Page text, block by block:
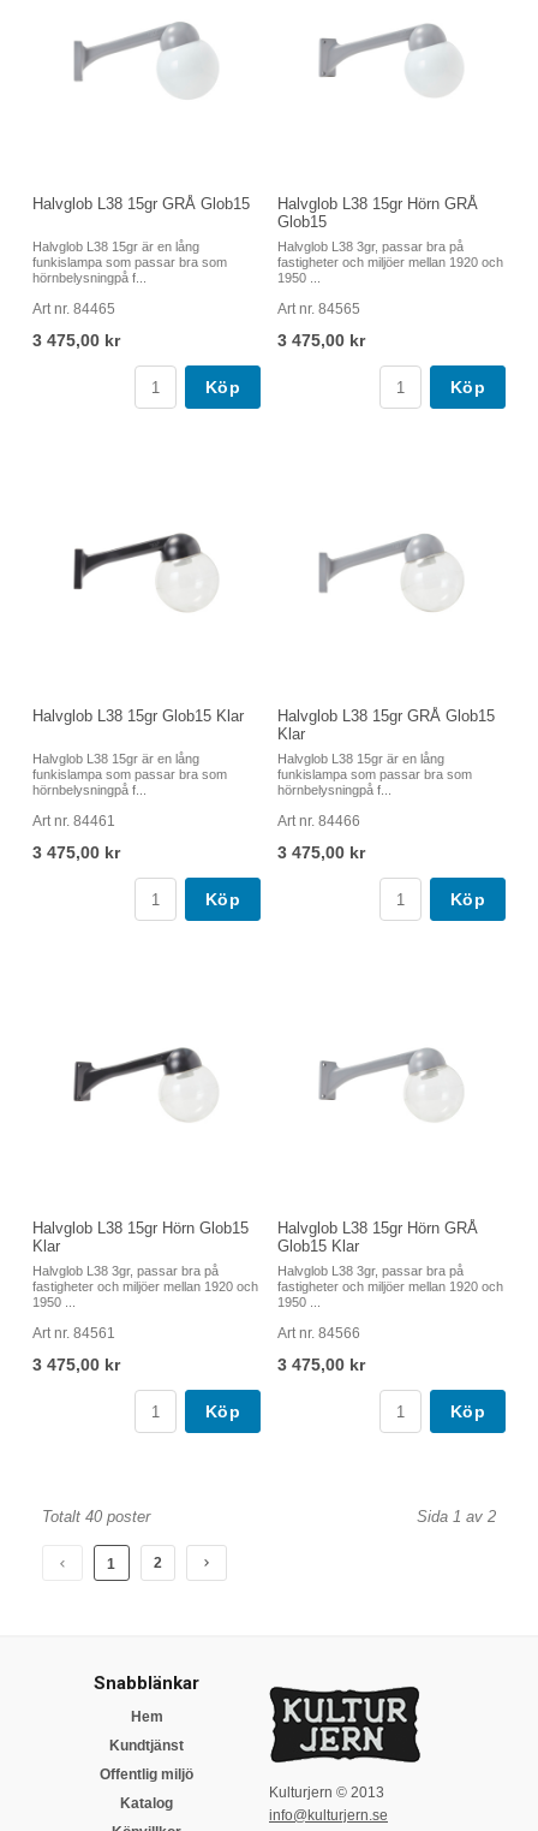
Halvglob L38 15gr GRÅ Glob15
Halvglob L38 15gr är en lång
funkislampa som passar bra som
hörnbelysningpå f...
Art nr. 84465
3 475,00 kr
Köp
Halvglob L38 15gr Hörn GRÅ
Glob15
Halvglob L38 3gr, passar bra på
fastigheter och miljöer mellan 1920 och
1950 ...
Art nr. 84565
3 475,00 kr
Köp
Halvglob L38 15gr Glob15 Klar
Halvglob L38 15gr är en lång
funkislampa som passar bra som
hörnbelysningpå f...
Art nr. 84461
3 475,00 kr
Köp
Halvglob L38 15gr GRÅ Glob15
Klar
Halvglob L38 15gr är en lång
funkislampa som passar bra som
hörnbelysningpå f...
Art nr. 84466
3 475,00 kr
Köp
Halvglob L38 15gr Hörn Glob15
Klar
Halvglob L38 3gr, passar bra på
fastigheter och miljöer mellan 1920 och
1950 ...
Art nr. 84561
3 475,00 kr
Köp
Halvglob L38 15gr Hörn GRÅ
Glob15 Klar
Halvglob L38 3gr, passar bra på
fastigheter och miljöer mellan 1920 och
1950 ...
Art nr. 84566
3 475,00 kr
Köp
Totalt 40 poster Sida 1 av 2
1 2
Snabblänkar
Hem
Kundtjänst
Offentlig miljö
Katalog
Kulturjern © 2013
info@kulturjern.se